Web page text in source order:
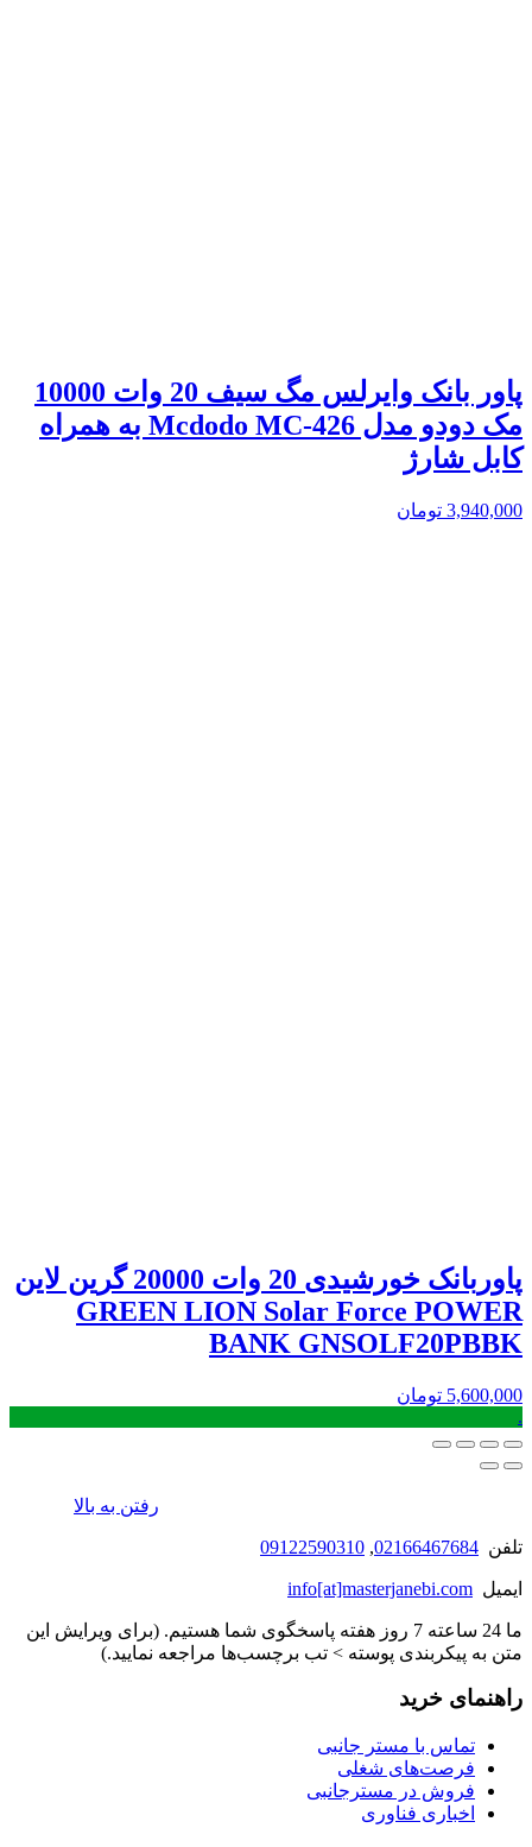
پاور بانک وایرلس مگ سیف 20 وات 10000
مک دودو مدل Mcdodo MC-426 به همراه
کابل شارژ
3,940,000 تومان
پاوربانک خورشیدی 20 وات 20000 گرین لاین
GREEN LION Solar Force POWER
BANK GNSOLF20PBBK
5,600,000 تومان
.
رفتن به بالا
تلفن 02166467684
,
09122590310
ایمیل info[at]masterjanebi.com
ما 24 ساعته 7 روز هفته پاسخگوی شما هستیم. (برای ویرایش این
متن به پیکربندی پوسته > تب برچسب‌ها مراجعه نمایید.)
راهنمای خرید
تماس با مستر جانبی
فرصت‌های شغلی
فروش در مسترجانبی
اخباری فناوری